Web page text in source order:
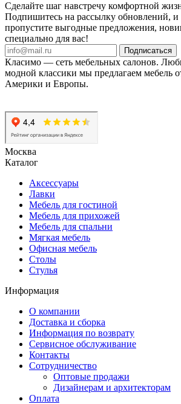
Сделайте шаг навстречу комфортной
Подпишитесь на рассылку обновлений, и
пропустите выгодные предложения,
специально для вас!
Подписаться
Класимо — cеть мебельных салонов.
модной классики мы предлагаем мебель
Америки и Европы.
Москва
Каталог
Аксессуары
Лавки
Мебель для гостиной
Мебель для прихожей
Мебель для спальни
Мягкая мебель
Офисная мебель
Столы
Стулья
Информация
О компании
Доставка и сборка
Информация по возврату
Сервисное обслуживание
Контакты
Сотрудничество
Оптовые продажи
Дизайнерам и архитекторам
Оплата